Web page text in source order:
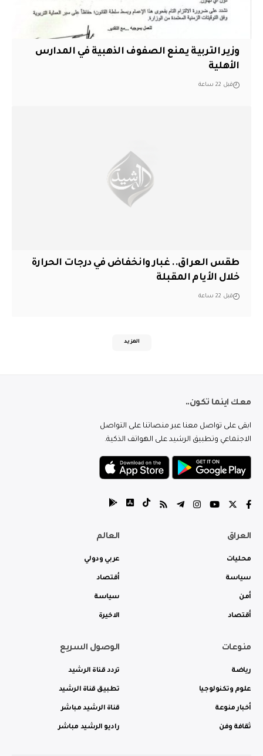
وزير التربية يمنع الصفوف الذهبية في المدارس
الأهلية
قبل 22 ساعة
طقس العراق.. غبار وانخفاض في درجات الحرارة
خلال الأيام المقبلة
قبل 22 ساعة
المزيد
معك اينما تكون..
ابقى على تواصل معنا عبر منصاتنا على التواصل
الاجتماعي وتطبيق الرشيد على الهواتف الذكية.
العراق
محليات
سياسة
أمن
أقتصاد
العالم
عربي ودولي
أقتصاد
سياسة
الاخيرة
منوعات
رياضة
علوم وتكنولوجيا
أخبار منوعة
ثقافة وفن
الوصول السريع
تردد قناة الرشيد
تطبيق قناة الرشيد
قناة الرشيد مباشر
راديو الرشيد مباشر